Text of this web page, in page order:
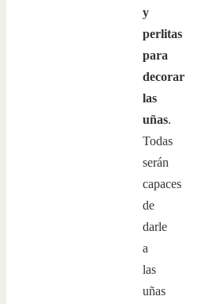
y
perlitas
para
decorar
las
uñas.
Todas
serán
capaces
de
darle
a
las
uñas